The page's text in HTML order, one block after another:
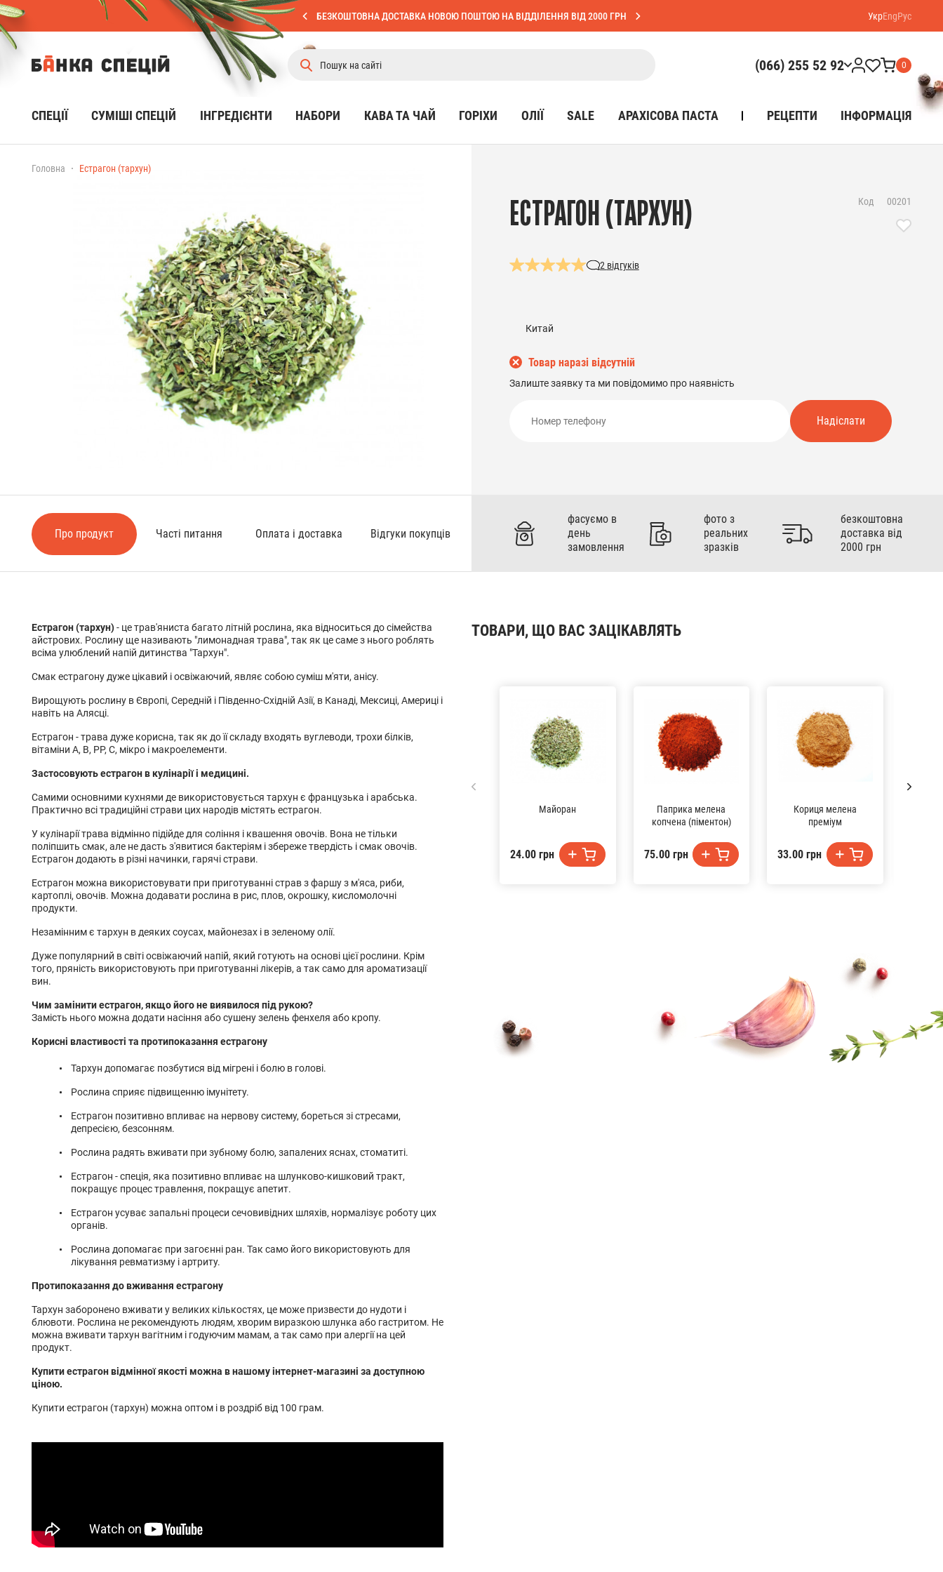
БЕЗКОШТОВНА ДОСТАВКА НОВОЮ ПОШТОЮ НА ВІДДІЛЕННЯ ВІД 2000 ГРН УкрEngРус
(066) 255 52 92 0
СПЕЦІЇ CУМІШІ СПЕЦІЙ ІНГРЕДІЄНТИ НАБОРИ КАВА ТА ЧАЙ ГОРІХИ ОЛІЇ SALE АРАХІСОВА ПАСТА РЕЦЕПТИ ІНФОРМАЦІЯ
Головна Естрагон (тархун)
ЕСТРАГОН (ТАРХУН)
2 відгуків
Код 00201
Китай
Товар наразі відсутній
Залиште заявку та ми повідомимо про наявність
Надіслати
Про продукт Часті питання Оплата і доставка Відгуки покупців
фасуємо в
день
замовлення
фото з
реальних
зразків
безкоштовна
доставка від
2000 грн
Естрагон (тархун)- це трав'яниста багато літній рослина, яка відноситься до сімейства
айстрових. Рослину ще називають "лимонадная трава", так як це саме з нього роблять
всіма улюблений напій дитинства "Тархун".
Смак естрагону дуже цікавий і освіжаючий, являє собою суміш м'яти, анісу.
Вирощують рослину в Європі, Середній і Південно-Східній Азії, в Канаді, Мексиці, Америці і
навіть на Алясці.
Естрагон - трава дуже корисна, так як до її складу входять вуглеводи, трохи білків,
вітаміни А, В, РР, С, мікро і макроелементи.
Застосовують естрагон в кулінарії і медицині.
Самими основними кухнями де використовується тархун є французька і арабська.
Практично всі традиційні страви цих народів містять естрагон.
У кулінарії трава відмінно підійде для соління і квашення овочів. Вона не тільки
поліпшить смак, але не дасть з'явитися бактеріям і збереже твердість і смак овочів.
Естрагон додають в різні начинки, гарячі страви.
Естрагон можна використовувати при приготуванні страв з фаршу з м'яса, риби,
картоплі, овочів. Можна додавати рослина в рис, плов, окрошку, кисломолочні
продукти.
Незамінним є тархун в деяких соусах, майонезах і в зеленому олії.
Дуже популярний в світі освіжаючий напій, який готують на основі цієї рослини. Крім
того, пряність використовують при приготуванні лікерів, а так само для ароматизації
вин.
Чим замінити естрагон, якщо його не виявилося під рукою?
Замість нього можна додати насіння або сушену зелень фенхеля або кропу.
Корисні властивості та протипоказання естрагону
Тархун допомагає позбутися від мігрені і болю в голові.
Рослина сприяє підвищенню імунітету.
Естрагон позитивно впливає на нервову систему, бореться зі стресами,
депресією, безсонням.
Рослина радять вживати при зубному болю, запалених яснах, стоматиті.
Естрагон - спеція, яка позитивно впливає на шлунково-кишковий тракт,
покращує процес травлення, покращує апетит.
Естрагон усуває запальні процеси сечовивідних шляхів, нормалізує роботу цих
органів.
Рослина допомагає при загоєнні ран. Так само його використовують для
лікування ревматизму і артриту.
Протипоказання до вживання естрагону
Тархун заборонено вживати у великих кількостях, це може призвести до нудоти і
блювоти. Рослина не рекомендують людям, хворим виразкою шлунка або гастритом. Не
можна вживати тархун вагітним і годуючим мамам, а так само при алергії на цей
продукт.
Купити естрагон відмінної якості можна в нашому інтернет-магазині за доступною
ціною.
Купити естрагон (тархун) можна оптом і в роздріб від 100 грам.
ТОВАРИ, ЩО ВАС ЗАЦІКАВЛЯТЬ
Майоран
24.00 грн
Паприка мелена
копчена (піментон)
75.00 грн
Кориця мелена
преміум
33.00 грн